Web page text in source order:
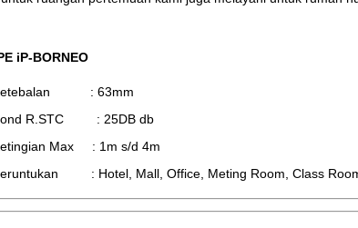
iP-BORNEO
: 63mm
R.STC : 25DB db
Max : 1m s/d 4m
: Hotel, Mall, Office, Meting Room, Class